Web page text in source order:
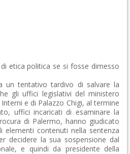
etica politica se si fosse dimesso
un tentativo tardivo di salvare la
gli uffici legislativi del ministero
e di Palazzo Chigi, al termine
uffici incaricati di esaminare la
di Palermo, hanno giudicato
elementi contenuti nella sentenza
decidere la sua sospensione dal
e quindi da presidente della